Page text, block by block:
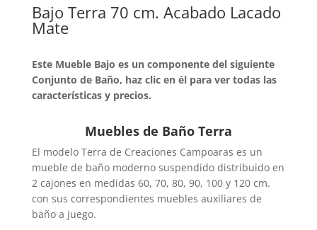
Bajo Terra 70 cm. Acabado Lacado
Mate
Este Mueble Bajo es un componente del siguiente
Conjunto de Baño, haz clic en él para ver todas las
características y precios.
Muebles de Baño Terra
El modelo Terra de Creaciones Campoaras es un
mueble de baño moderno suspendido distribuido en
2 cajones en medidas 60, 70, 80, 90, 100 y 120 cm.
con sus correspondientes muebles auxiliares de
baño a juego.